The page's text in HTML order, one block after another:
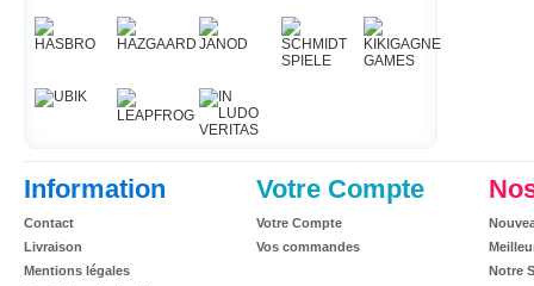
Information
Contact
Livraison
Mentions légales
Votre Compte
Votre Compte
Vos commandes
Notre